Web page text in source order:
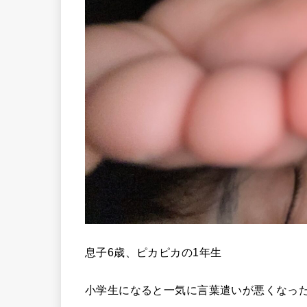
息子6歳、ピカピカの1年生
小学生になると一気に言葉遣いが悪くなっ